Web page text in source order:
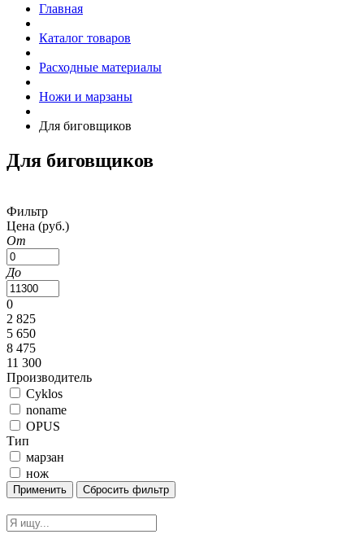
Главная
Каталог товаров
Расходные материалы
Ножи и марзаны
Для биговщиков
Для биговщиков
Фильтр
Цена (руб.)
От
До
0
2 825
5 650
8 475
11 300
Производитель
Cyklos
noname
OPUS
Тип
марзан
нож